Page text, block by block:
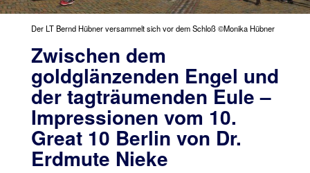
Der LT Bernd Hübner versammelt sich vor dem Schloß ©Monika Hübner
Zwischen dem
goldglänzenden Engel und
der tagträumenden Eule –
Impressionen vom 10.
Great 10 Berlin von Dr.
Erdmute Nieke